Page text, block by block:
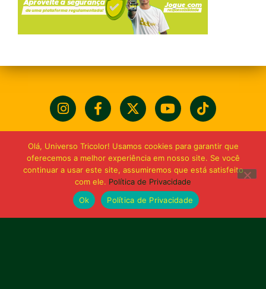
Olá, Universo Tricolor! Usamos cookies para garantir que
oferecemos a melhor experiência em nosso site. Se você
continuar a usar este site, assumiremos que está satisfeito
com ele. Política de Privacidade
Ok
Política de Privacidade